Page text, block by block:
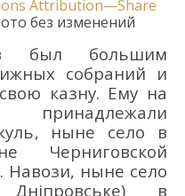
Attribution—Share
без изменений
был большим
собраний и
казну. Ему на
принадлежали
ныне село в
Черниговской
Навози, ныне село
в